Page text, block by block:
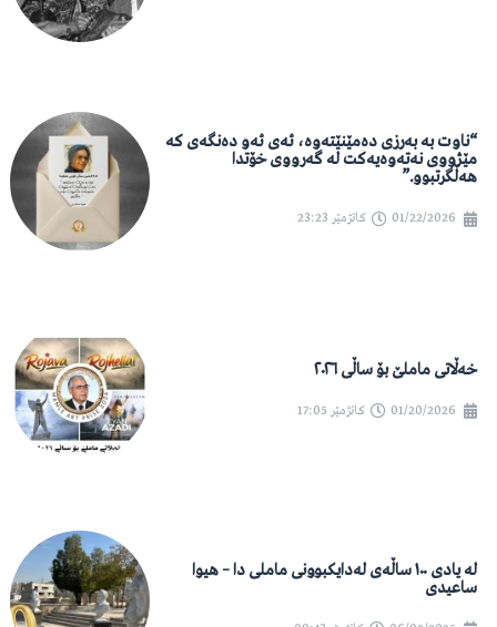
“ناوت بە بەرزی دەمێنێتەوە، ئەی ئەو دەنگەی کە
مێژووی نەتەوەیەکت لە گەرووی خۆتدا
هەڵگرتبوو.”
01/22/2026 کاتژمێر 23:23
خەڵاتی ماملێ بۆ ساڵی ٢٠٢٦
01/20/2026 کاتژمێر 17:05
لە یادی ١٠٠ ساڵەی لەدایکبوونی ماملی دا – هیوا
ساعیدی